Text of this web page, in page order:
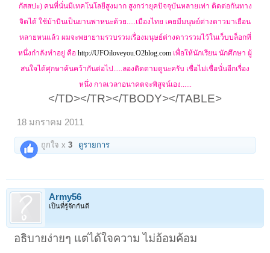
กัสสปะ) คนที่นั่นมีเทคโนโลยีสูงมาก สูงกว่ายุคปัจจุบันหลายเท่า ติดต่อกันทาง
จิตได้ ใช้ม้าบินเป็นยานพาหนะด้วย.....เมืองไทย เคยมีมนุษย์ต่างดาวมาเยือน
หลายหนแล้ว ผมจะพยายามรวบรวมเรื่องมนุษย์ต่างดาวรวมไว้ในเว็บบล็อกที่
หนึ่งกำลังทำอยู่ คือ http://UFOiloveyou.O2blog.com เพื่อให้นักเรียน นักศึกษา ผู้
สนใจได้ศุกษาค้นคว้ากันต่อไป.....ลองติดตามดูนะครับ เชื่อไม่เชื่อนั่นอีกเรื่อง
หนึ่ง กาลเวลาอนาคตจะพิสูจน์เอง......
</TD></TR></TBODY></TABLE>​
18 มกราคม 2011
ถูกใจ x3 ดูรายการ
Army56
เป็นที่รู้จักกันดี
อธิบายง่ายๆ แต่ได้ใจความ ไม่อ้อมค้อม